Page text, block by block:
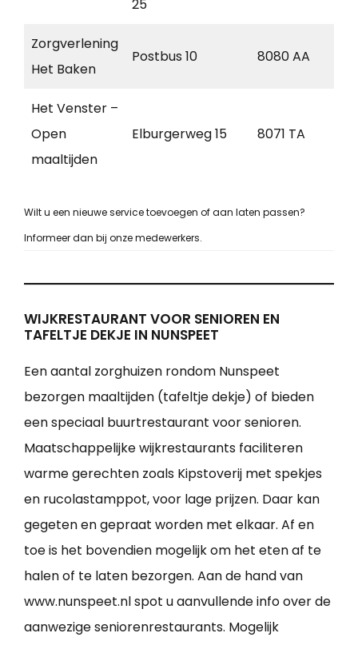
25
Zorgverlening
Het Baken
Postbus 10 8080 AA
Het Venster –
Open
maaltijden
Elburgerweg 15 8071 TA
Wilt u een nieuwe service toevoegen of aan laten passen?
Informeer dan bij onze medewerkers.
WIJKRESTAURANT VOOR SENIOREN EN
TAFELTJE DEKJE IN NUNSPEET
Een aantal zorghuizen rondom Nunspeet
bezorgen maaltijden (tafeltje dekje) of bieden
een speciaal buurtrestaurant voor senioren.
Maatschappelijke wijkrestaurants faciliteren
warme gerechten zoals Kipstoverij met spekjes
en rucolastamppot, voor lage prijzen. Daar kan
gegeten en gepraat worden met elkaar. Af en
toe is het bovendien mogelijk om het eten af te
halen of te laten bezorgen. Aan de hand van
www.nunspeet.nl spot u aanvullende info over de
aanwezige seniorenrestaurants. Mogelijk